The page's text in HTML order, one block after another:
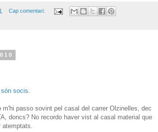
Cap comentari:
són socis.
passo sovint pel casal del carrer Olzinelles, dec
doncs? No recordo haver vist al casal material que
atemptats.